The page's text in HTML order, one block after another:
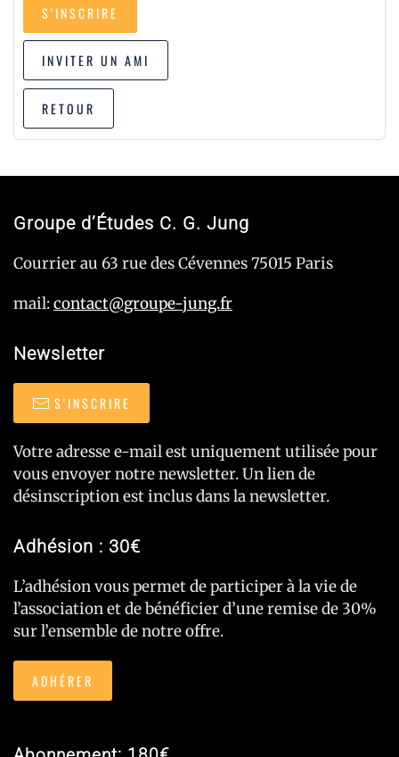
S'INSCRIRE
INVITER UN AMI
RETOUR
Groupe d’Études C. G. Jung
Courrier au 63 rue des Cévennes 75015 Paris
mail:contact@groupe-jung.fr
Newsletter
S'INSCRIRE
Votre adresse e-mail est uniquement utilisée pour
vous envoyer notre newsletter. Un lien de
désinscription est inclus dans la newsletter.
Adhésion : 30€
L’adhésion vous permet de participer à la vie de
l’association et de bénéficier d’une remise de 30%
sur l’ensemble de notre offre.
ADHÉRER